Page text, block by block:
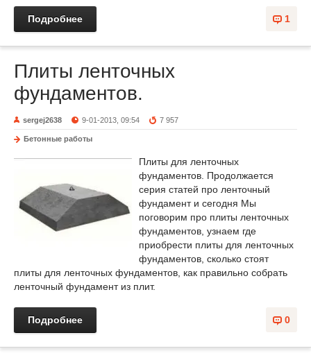
1
Подробнее
Плиты ленточных
фундаментов.
sergej2638 9-01-2013, 09:54 7 957
Бетонные работы
Плиты для ленточных
фундаментов. Продолжается
серия статей про ленточный
фундамент и сегодня Мы
поговорим про плиты ленточных
фундаментов, узнаем где
приобрести плиты для ленточных
фундаментов, сколько стоят
плиты для ленточных фундаментов, как правильно собрать
ленточный фундамент из плит.
0
Подробнее